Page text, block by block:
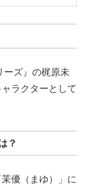
ーズ』の梶原未
ラクターとして
？
優（まゆ）」に